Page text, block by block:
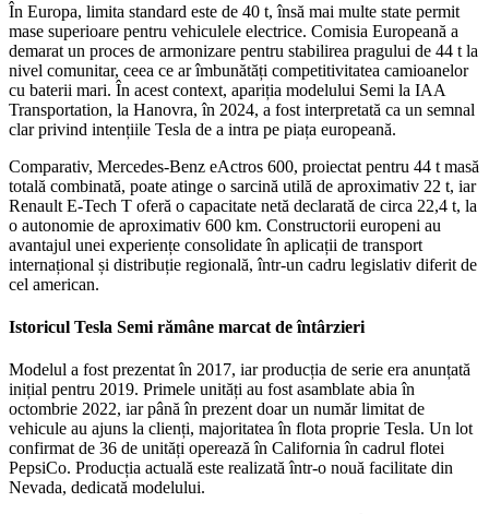
În Europa, limita standard este de 40 t, însă mai multe state permit
mase superioare pentru vehiculele electrice. Comisia Europeană a
demarat un proces de armonizare pentru stabilirea pragului de 44 t la
nivel comunitar, ceea ce ar îmbunătăți competitivitatea camioanelor
cu baterii mari. În acest context, apariția modelului Semi la IAA
Transportation, la Hanovra, în 2024, a fost interpretată ca un semnal
clar privind intențiile Tesla de a intra pe piața europeană.
Comparativ, Mercedes-Benz eActros 600, proiectat pentru 44 t masă
totală combinată, poate atinge o sarcină utilă de aproximativ 22 t, iar
Renault E-Tech T oferă o capacitate netă declarată de circa 22,4 t, la
o autonomie de aproximativ 600 km. Constructorii europeni au
avantajul unei experiențe consolidate în aplicații de transport
internațional și distribuție regională, într-un cadru legislativ diferit de
cel american.
Istoricul Tesla Semi rămâne marcat de întârzieri
Modelul a fost prezentat în 2017, iar producția de serie era anunțată
inițial pentru 2019. Primele unități au fost asamblate abia în
octombrie 2022, iar până în prezent doar un număr limitat de
vehicule au ajuns la clienți, majoritatea în flota proprie Tesla. Un lot
confirmat de 36 de unități operează în California în cadrul flotei
PepsiCo. Producția actuală este realizată într-o nouă facilitate din
Nevada, dedicată modelului.